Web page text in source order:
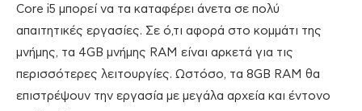
Core i5 μπορεί να τα καταφέρει άνετα σε πολύ
απαιτητικές εργασίες. Σε ό,τι αφορά στο κομμάτι της
μνήμης, τα 4GB μνήμης RAM είναι αρκετά για τις
περισσότερες λειτουργίες. Ωστόσο, τα 8GB RAM θα
επιστρέψουν την εργασία με μεγάλα αρχεία και έντονο